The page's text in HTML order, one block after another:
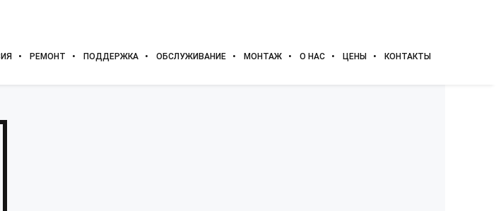
РЕМОНТ ПОДДЕРЖКА ОБСЛУЖИВАНИЕ МОНТАЖ О НАС ЦЕНЫ КОНТАКТЫ